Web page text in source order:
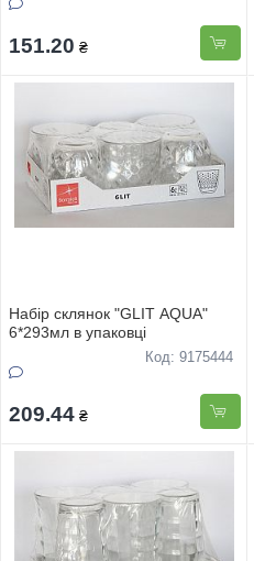
151.20 ₴
Набiр склянок "GLIT AQUA"
6*293мл в упаковцi
Код: 9175444
209.44 ₴